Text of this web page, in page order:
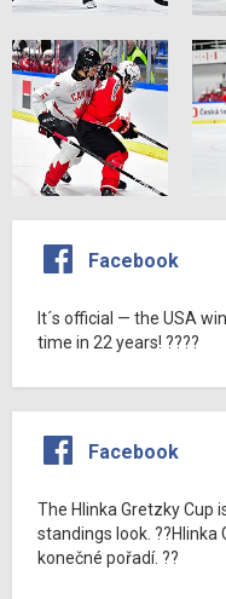
Facebook
It´s official — the USA
time in 22 years! ????
Facebook
The Hlinka Gretzky Cup
standings look. ??Hlinka
konečné pořadí. ??